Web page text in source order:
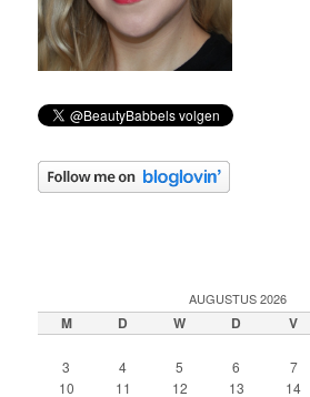
AUGUSTUS 2026
M D W D V
3
4 5 6 7
10
11 12 13 14